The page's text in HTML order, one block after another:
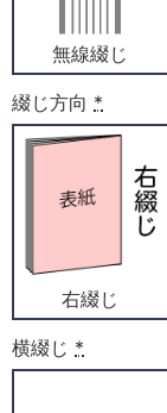
無線綴じ
綴じ方向 *
右綴じ
横綴じ *